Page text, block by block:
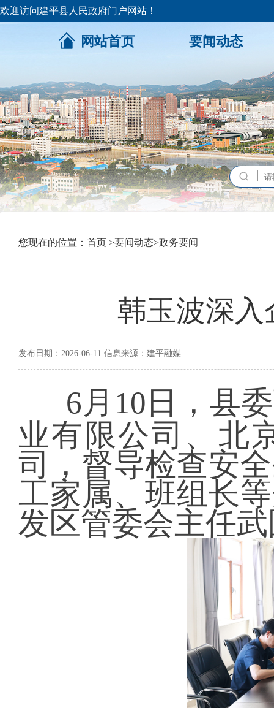
欢迎访问建平县人民政府门户网站！
网站首页 要闻动态
您现在的位置： 首页 >要闻动态>政务要闻
韩玉波深入
发布日期：2026-06-11 信息来源：建平融媒
6月10日，县
业有限公司、北
司，督导检查安
工家属、班组长
发区管委会主任